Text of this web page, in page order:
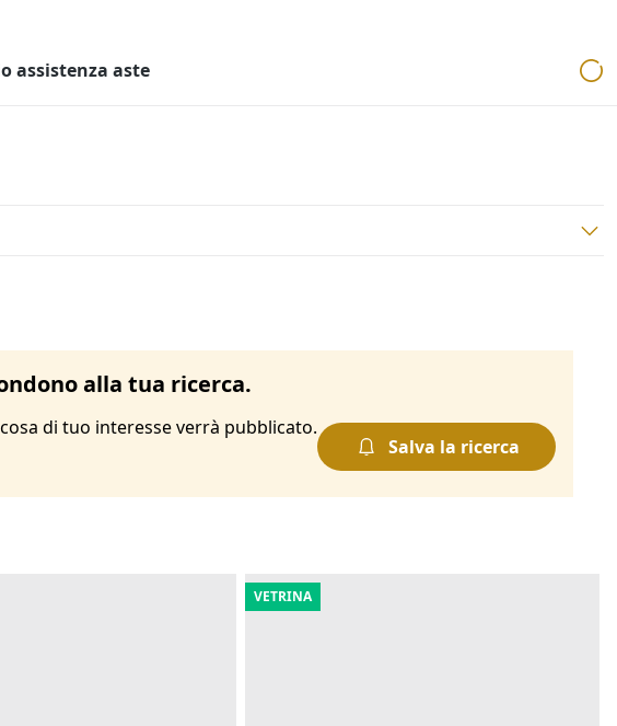
assistenza aste
alla tua ricerca.
di tuo interesse verrà pubblicato.
Salva la ricerca
VETRINA